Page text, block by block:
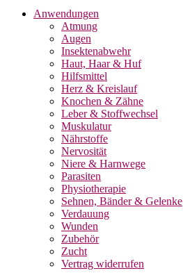
Anwendungen
Atmung
Augen
Insektenabwehr
Haut, Haar & Huf
Hilfsmittel
Herz & Kreislauf
Knochen & Zähne
Leber & Stoffwechsel
Muskulatur
Nährstoffe
Nervosität
Niere & Harnwege
Parasiten
Physiotherapie
Sehnen, Bänder & Gelenke
Verdauung
Wunden
Zubehör
Zucht
Vertrag widerrufen